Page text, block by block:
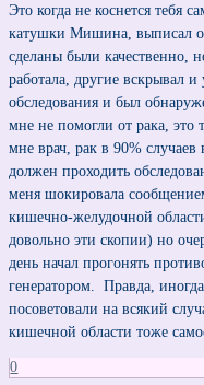
Это когда не коснется тебя
катушки Мишина, выписал
сделаны были качественно,
работала, другие вскрывал
обследования и был
мне не помогли от рака, это
мне врач, рак в 90%
должен проходить
меня шокировала
кишечно-желудочной
довольно эти скопии) но
день начал прогонять
генератором. Правда,
посоветовали на всякий
кишечной области тоже
0